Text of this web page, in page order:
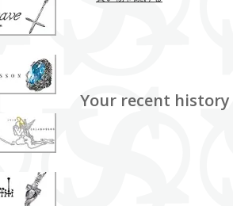
Your recent history